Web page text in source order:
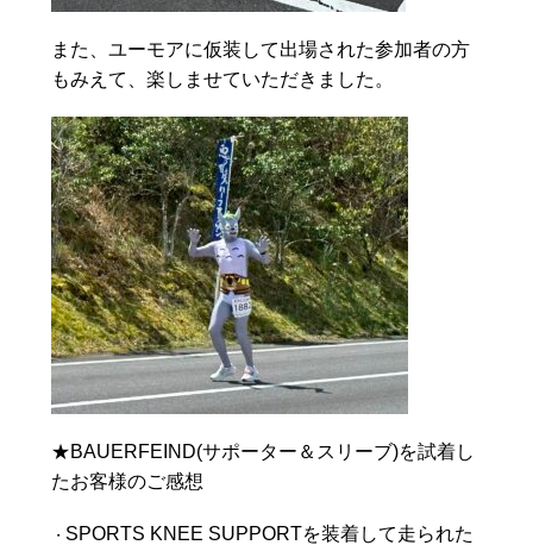
また、ユーモアに仮装して出場された参加者の方
もみえて、楽しませていただきました。
★BAUERFEIND(サポーター＆スリーブ)を試着し
たお客様のご感想
・ SPORTS KNEE SUPPORTを装着して走られた